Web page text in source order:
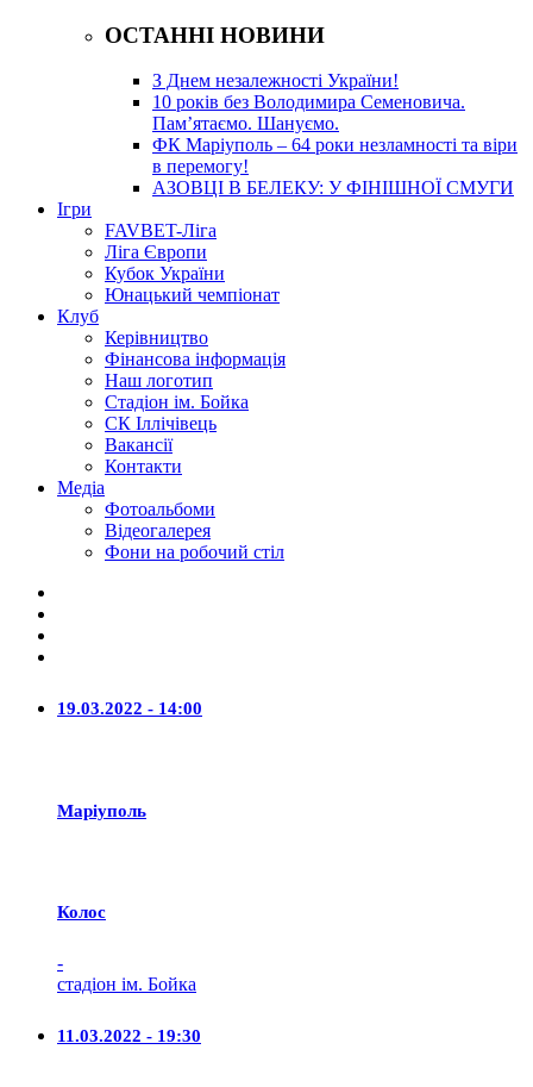
ОСТАННІ НОВИНИ
З Днем незалежності України!
10 років без Володимира Семеновича.
Пам’ятаємо. Шануємо.
ФК Маріуполь – 64 роки незламності та віри
в перемогу!
АЗОВЦІ В БЕЛЕКУ: У ФІНІШНОЇ СМУГИ
Ігри
FAVBET-Ліга
Ліга Європи
Кубок України
Юнацький чемпіонат
Клуб
Керівництво
Фінансова інформація
Наш логотип
Стадіон ім. Бойка
СК Іллічівець
Вакансії
Контакти
Медіа
Фотоальбоми
Відеогалерея
Фони на робочий стіл
19.03.2022 - 14:00
Маріуполь
Колос
-
стадіон ім. Бойка
11.03.2022 - 19:30